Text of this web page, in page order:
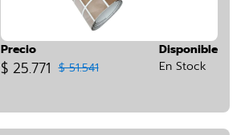
Precio
$ 25.771 $ 51.541
Disponible
En Stock